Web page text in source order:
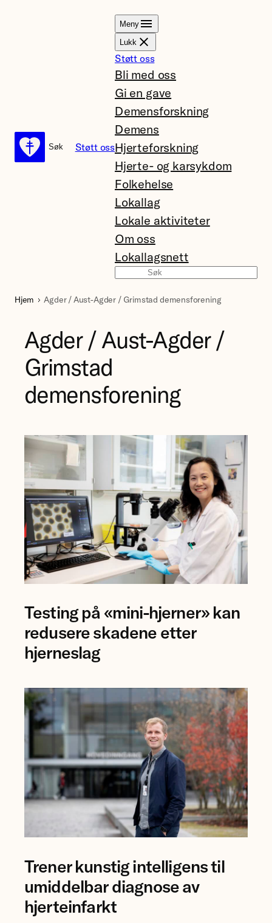
Søk
Søk Støtt oss
Meny
Lukk
Støtt oss
Bli med oss
Gi en gave
Demensforskning
Demens
Hjerteforskning
Hjerte- og karsykdom
Folkehelse
Lokallag
Lokale aktiviteter
Om oss
Lokallagsnett
Hjem Agder / Aust-Agder / Grimstad demensforening
Agder / Aust-Agder /
Grimstad
demensforening
Jing
Ye
ved
NTNU.
Testing på «mini-hjerner» kan
redusere skadene etter
hjerneslag
Bjørn-
Jostein
Singstad
ved
Trener kunstig intelligens til
umiddelbar diagnose av
hjerteinfarkt